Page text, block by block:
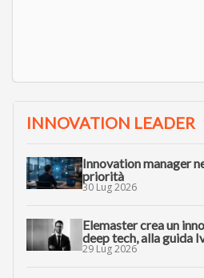
INNOVATION LEADER
Innovation manager
priorità
30 Lug 2026
Elemaster crea un
deep tech, alla guida
29 Lug 2026